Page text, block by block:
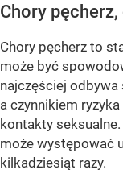
Chory
Chory pęcherz to
może być
najczęściej
a czynnikiem
kontakty
może występować
kilkadziesiąt razy.